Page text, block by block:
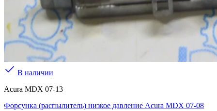
В наличии
Acura MDX 07-13
Форсунка (распылитель) низкое давление Acura MDX 07-08